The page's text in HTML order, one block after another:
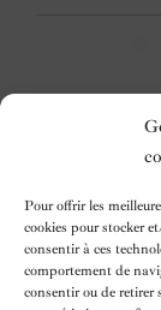
Pour offrir les
cookies pour stocker
consentir à ces
comportement de
consentir ou de retirer